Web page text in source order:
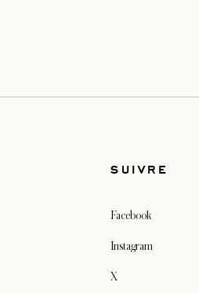
SUIVRE
Facebook
Instagram
X